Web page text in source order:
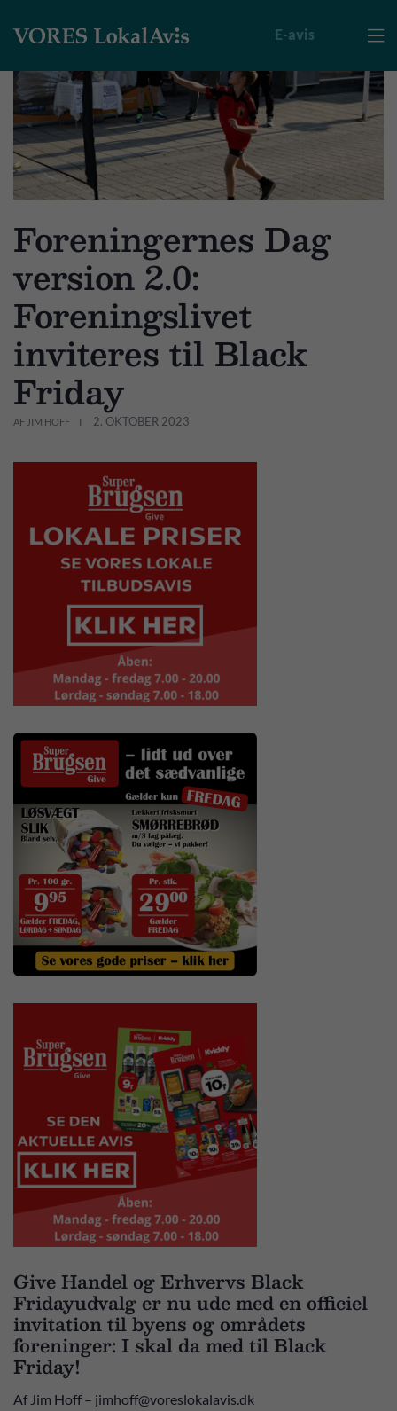

E-avis
Foreningernes Dag
version 2.0:
Foreningslivet
inviteres til Black
Friday
AF JIM HOFF 2. OKTOBER 2023
Give Handel og Erhvervs Black
Fridayudvalg er nu ude med en officiel
invitation til byens og områdets
foreninger: I skal da med til Black
Friday!
Af Jim Hoff – jimhoff@voreslokalavis.dk